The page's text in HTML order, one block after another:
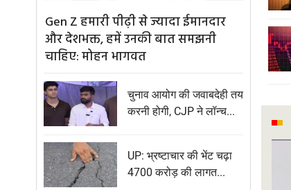
Gen Z हमारी पीढ़ी से ज्यादा ईमानदार
और देशभक्त, हमें उनकी बात समझनी
चाहिए: मोहन भागवत
चुनाव आयोग की जवाबदेही तय
करनी होगी, CJP ने लॉन्च...
UP: भ्रष्टाचार की भेंट चढ़ा
4700 करोड़ की लागत...